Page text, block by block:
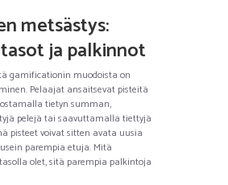
metsästys:
ja palkinnot
gamificationin muodoista on
Pelaajat ansaitsevat pisteitä
tietyn summan,
pelejä tai saavuttamalla tiettyjä
pisteet voivat sitten avata uusia
parempia etuja. Mitä
olet, sitä parempia palkintoja